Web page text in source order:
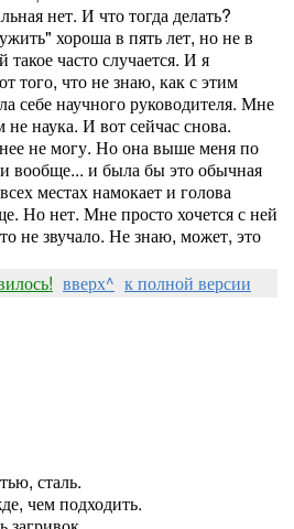
нет. И что тогда делать?
хороша в пять лет, но не в
часто случается. И я
того, что не знаю, как с этим
себе научного руководителя. Мне
наука. И вот сейчас снова.
не могу. Но она выше меня по
и вообще... и была бы это обычная
местах намокает и голова
Но нет. Мне просто хочется с ней
не звучало. Не знаю, может, это
вверх^ к полной версии
сталь.
чем подходить.